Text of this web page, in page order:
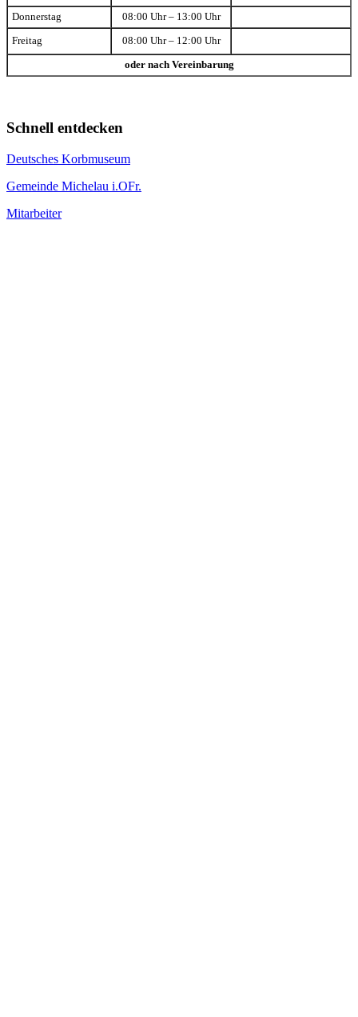
Donnerstag 08:00 Uhr – 13:00 Uhr
Freitag 08:00 Uhr – 12:00 Uhr
oder nach Vereinbarung
Schnell entdecken
Deutsches Korbmuseum
Gemeinde Michelau i.OFr.
Mitarbeiter